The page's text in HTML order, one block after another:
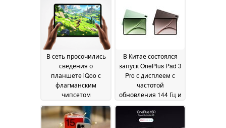
В сеть просочились
сведения о
планшете iQoo с
флагманским
чипсетом
Snapdragon нового
поколения30 June 2026
В Китае состоялся
запуск OnePlus Pad 3
Pro с дисплеем с
частотой
обновления 144 Гц и
процессором
Snapdragon 8 Elite
Gen 519 June 2026